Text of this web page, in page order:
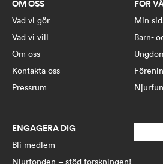
OM OSS
Vad vi gör
Vad vi vill
Om oss
Kontakta oss
Pressrum
ENGAGERA DIG
Bli medlem
Njurfonden – stöd forskningen!
FÖR
Min
Barn-
efter: